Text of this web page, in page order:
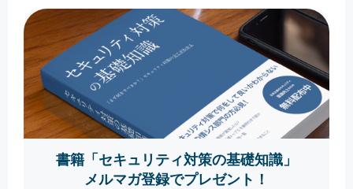
書籍「セキュリティ対策の基礎知識」
メルマガ登録でプレゼント！